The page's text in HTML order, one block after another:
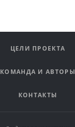
ЦЕЛИ ПРОЕКТА
КОМАНДА И АВТОРЫ
КОНТАКТЫ